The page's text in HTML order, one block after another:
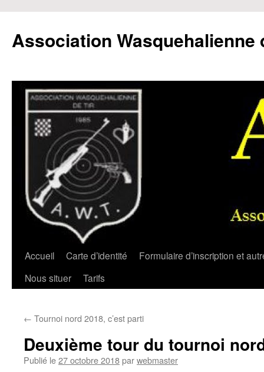
contenu
Association Wasquehalienne
Accueil Carte d’identité
Formulaire d’inscription et
Nous situer
Tarifs
← Tournoi nord 2018, c’est parti
Deuxième tour du tournoi
Publié le27 octobre 2018parwebmaster